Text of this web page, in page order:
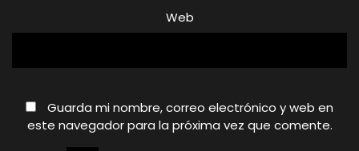
Web
Guarda mi nombre, correo electrónico y web en
este navegador para la próxima vez que comente.